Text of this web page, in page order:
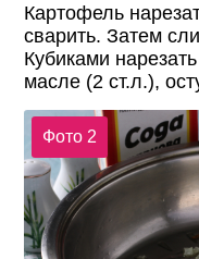
Картофель
сварить. Затем
Кубиками
масле (2 ст.л.),
Фото 2